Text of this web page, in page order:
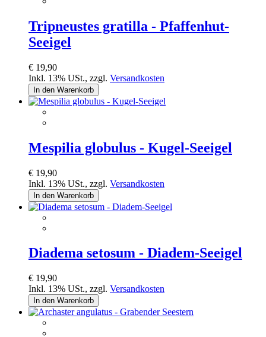
Tripneustes gratilla - Pfaffenhut-
Seeigel
€ 19,90
Inkl. 13% USt., zzgl. Versandkosten
In den Warenkorb
Mespilia globulus - Kugel-Seeigel
€ 19,90
Inkl. 13% USt., zzgl. Versandkosten
In den Warenkorb
Diadema setosum - Diadem-Seeigel
€ 19,90
Inkl. 13% USt., zzgl. Versandkosten
In den Warenkorb